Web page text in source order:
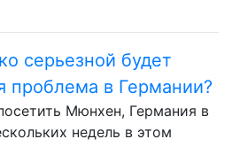
серьезной будет
проблема в Германии?
Мюнхен, Германия в
недель в этом